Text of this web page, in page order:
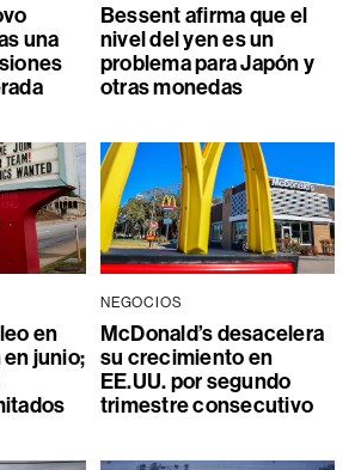
una
Bessent afirma que el
nivel del yen es un
problema para Japón y
otras monedas
en
en junio;
NEGOCIOS
McDonald’s desacelera
su crecimiento en
EE.UU. por segundo
trimestre consecutivo